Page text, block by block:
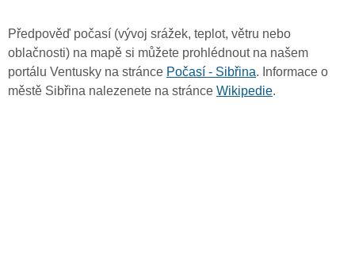
Předpověď počasí (vývoj srážek, teplot, větru nebo
oblačnosti) na mapě si můžete prohlédnout na našem
portálu Ventusky na stránce Počasí - Sibřina. Informace o
městě Sibřina nalezenete na stránce Wikipedie.